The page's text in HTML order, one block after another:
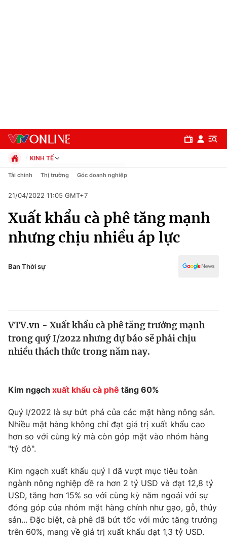
Chuyên mục
Chính trị
Thế giới
Thế giới đó đây
Câu chuyện quốc tế
Thị trường
Góc doanh nghiệp
Dữ liệu và đời sống
Truyền hình
Hậu trường
Nhân vật
Khán giả
Giải sao mai
Giải trí
Điện ảnh
Âm nhạc
Sao
Đời sống
Du lịch
Làm đẹp
Giáo dục
KINH TẾ
Chính trị
Pháp luật
Kinh tế
Thể thao
Truyền hình
Y tế
Tài chính Thị trường Góc doanh nghiệp
21/04/2022 11:05 GMT+7
Xuất khẩu cà phê tăng mạnh
nhưng chịu nhiều áp lực
Ban Thời sự
VTV.vn - Xuất khẩu cà phê tăng trưởng mạnh
trong quý I/2022 nhưng dự báo sẽ phải chịu
nhiều thách thức trong năm nay.
Kim ngạch xuất khẩu cà phê tăng 60%
Quý I/2022 là sự bứt phá của các mặt hàng nông sản.
Nhiều mặt hàng không chỉ đạt giá trị xuất khẩu cao
hơn so với cùng kỳ mà còn góp mặt vào nhóm hàng
"tỷ đô".
Kim ngạch xuất khẩu quý I đã vượt mục tiêu toàn
ngành nông nghiệp đề ra hơn 2 tỷ USD và đạt 12,8 tỷ
USD, tăng hơn 15% so với cùng kỳ năm ngoái với sự
đóng góp của nhóm mặt hàng chính như gạo, gỗ, thủy
sản... Đặc biệt, cà phê đã bứt tốc với mức tăng trưởng
trên 60%, mang về giá trị xuất khẩu đạt 1,3 tỷ USD.